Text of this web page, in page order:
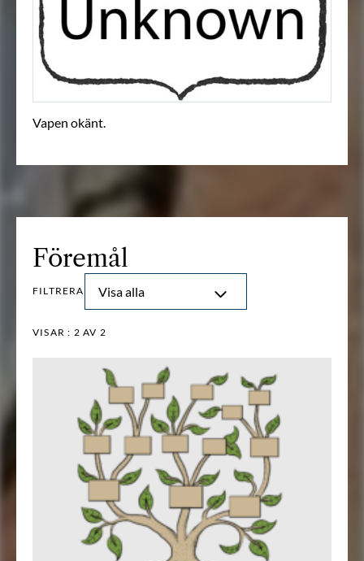
Vapen okänt.
Föremål
FILTRERA Visa alla
VISAR : 2 AV 2